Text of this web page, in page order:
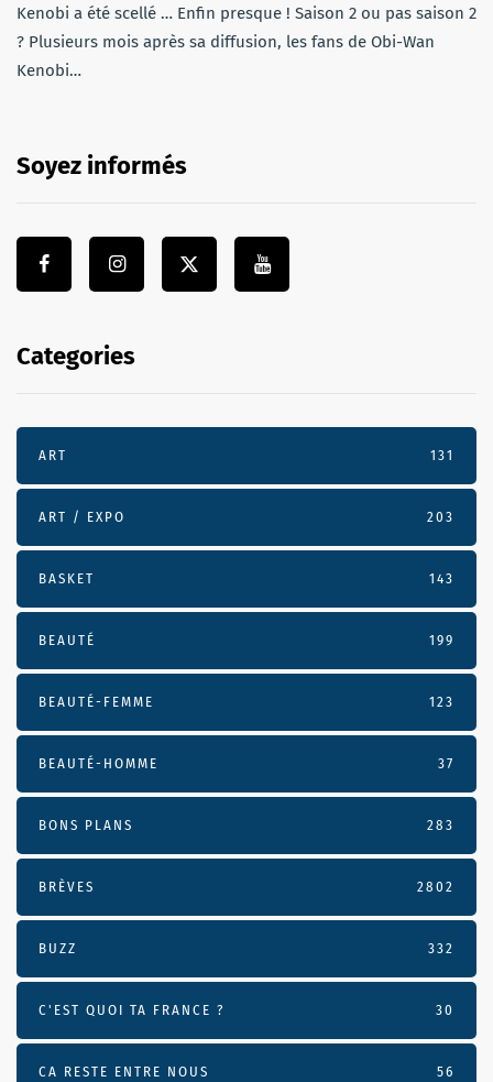
Kenobi a été scellé … Enfin presque ! Saison 2 ou pas saison 2
? Plusieurs mois après sa diffusion, les fans de Obi-Wan
Kenobi…
Soyez informés
Categories
ART 131
ART / EXPO 203
BASKET 143
BEAUTÉ 199
BEAUTÉ-FEMME 123
BEAUTÉ-HOMME 37
BONS PLANS 283
BRÈVES 2802
BUZZ 332
C'EST QUOI TA FRANCE ? 30
CA RESTE ENTRE NOUS 56